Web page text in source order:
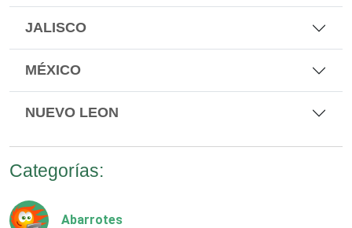
JALISCO
MÉXICO
NUEVO LEON
Categorías:
Abarrotes